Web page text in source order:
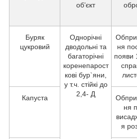
об’єкт
Буряк
цукровий
Однорічні
дводольні та
багаторічні
коренепарост
кові бур`яни,
у т.ч. стійкі до
2,4- Д
ня
появи
Капуста
ня
я